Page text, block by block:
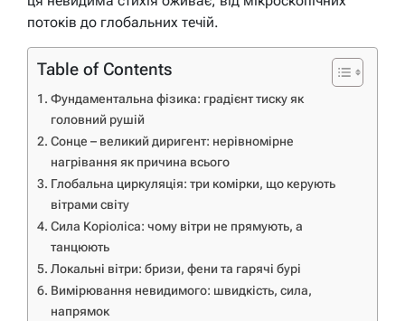
потоків до глобальних течій.
Table of Contents
Фундаментальна фізика: градієнт тиску як
головний рушій
Сонце – великий диригент: нерівномірне
нагрівання як причина всього
Глобальна циркуляція: три комірки, що керують
вітрами світу
Сила Коріоліса: чому вітри не прямують, а
танцюють
Локальні вітри: бризи, фени та гарячі бурі
Вимірювання невидимого: швидкість, сила,
напрямок